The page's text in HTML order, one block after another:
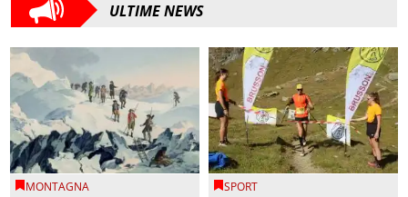
ULTIME NEWS
MONTAGNA SPORT